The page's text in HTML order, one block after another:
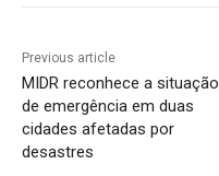
Previous article
MIDR reconhece a situação
de emergência em duas
cidades afetadas por
desastres